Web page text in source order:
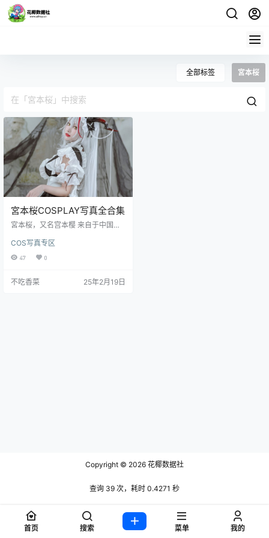
全部标签 宮本桜
宮本桜COSPLAY写真全合集
宮本桜，又名宫本樱 来自于中国广
推人 宮本桜的表现令人赞叹不已 她
以角色扮演为主，其Cos还原度令人
COS写真专区
47 0
不吃香菜 25年2月19日
Copyright © 2026 花椰数据社
查询 39 次，耗时 0.4271 秒
首页 搜索 菜单 我的